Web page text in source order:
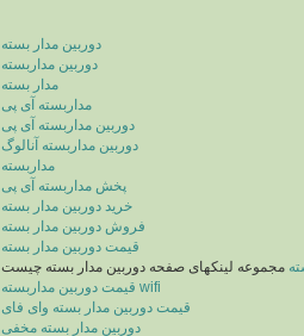
دوربین مدار بسته
دوربین مداربسته
مدار بسته
مداربسته آی پی
دوربین مداربسته آی پی
دوربین مداربسته آنالوگ
مداربسته
پخش مداربسته آی پی
خرید دوربین مدار بسته
فروش دوربین مدار بسته
قیمت دوربین مدار بسته
مجموعه لینکهای صفحه دوربین مدار بسته چیست
قیمت دوربین مداربسته wifi
قیمت دوربین مدار بسته وای فای
دوربین مدار بسته مخفی